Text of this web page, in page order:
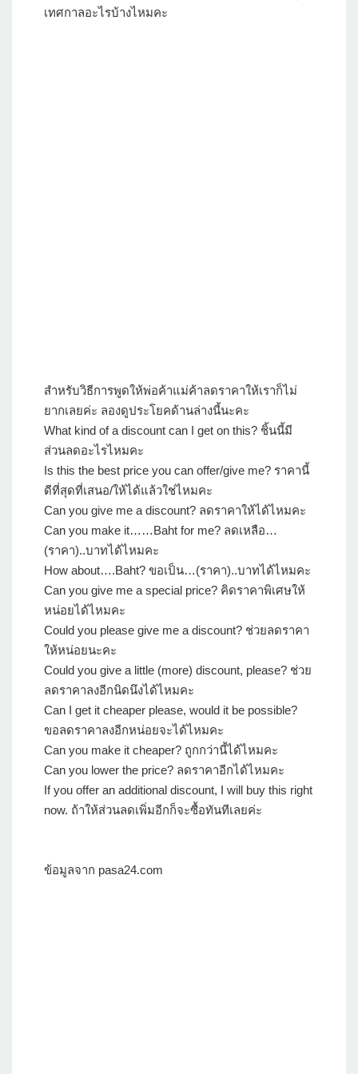
เทศกาลอะไรบ้างไหมคะ
สำหรับวิธีการพูดให้พ่อค้าแม่ค้าลดราคาให้เราก็ไม่
ยากเลยค่ะ ลองดูประโยคด้านล่างนี้นะคะ
What kind of a discount can I get on this? ชิ้นนี้มี
ส่วนลดอะไรไหมคะ
Is this the best price you can offer/give me? ราคานี้
ดีที่สุดที่เสนอ/ให้ได้แล้วใช่ไหมคะ
Can you give me a discount? ลดราคาให้ได้ไหมคะ
Can you make it……Baht for me? ลดเหลือ…
(ราคา)..บาทได้ไหมคะ
How about….Baht? ขอเป็น…(ราคา)..บาทได้ไหมคะ
Can you give me a special price? คิดราคาพิเศษให้
หน่อยได้ไหมคะ
Could you please give me a discount? ช่วยลดราคา
ให้หน่อยนะคะ
Could you give a little (more) discount, please? ช่วย
ลดราคาลงอีกนิดนึงได้ไหมคะ
Can I get it cheaper please, would it be possible?
ขอลดราคาลงอีกหน่อยจะได้ไหมคะ
Can you make it cheaper? ถูกกว่านี้ได้ไหมคะ
Can you lower the price? ลดราคาอีกได้ไหมคะ
If you offer an additional discount, I will buy this right
now. ถ้าให้ส่วนลดเพิ่มอีกก็จะซื้อทันทีเลยค่ะ
ข้อมูลจาก pasa24.com